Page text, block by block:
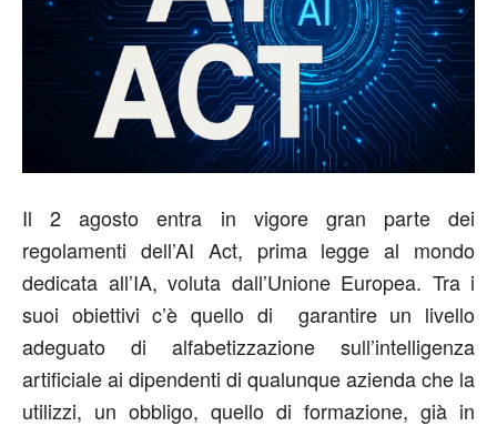
Il 2 agosto entra in vigore gran parte dei
regolamenti dell’AI Act, prima legge al mondo
dedicata all’IA, voluta dall’Unione Europea. Tra i
suoi obiettivi c’è quello di garantire un livello
adeguato di alfabetizzazione sull’intelligenza
artificialeai dipendenti di qualunque azienda che la
utilizzi, un obbligo, quello di formazione, già in